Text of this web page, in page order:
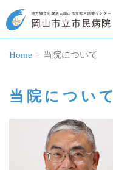
Home 当院について
当院について